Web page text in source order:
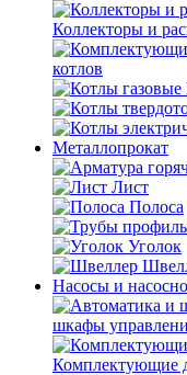
Коллекторы и
котлов
Металлопрокат
Лист
Полоса
Уголок
Насосы и
шкафы
Комплектующие